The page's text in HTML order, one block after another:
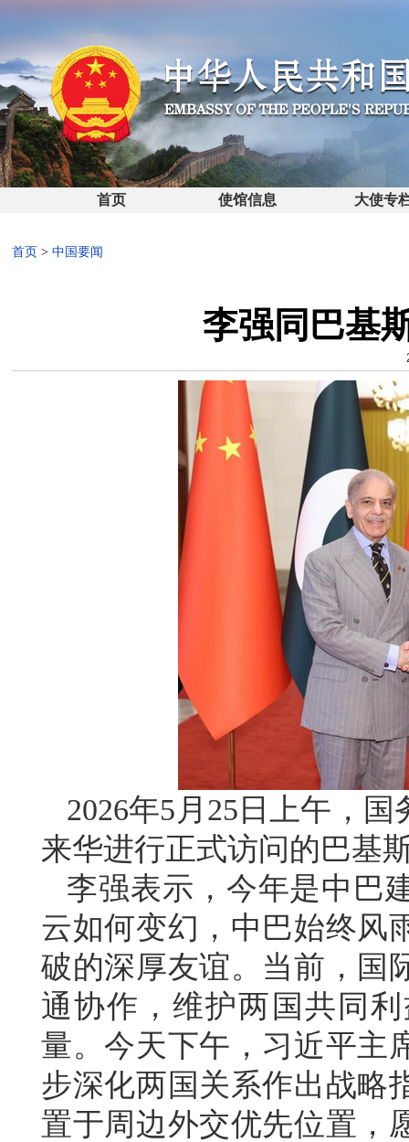
首页 使馆信息 大使专
首页 > 中国要闻
李强同巴基
2026年5月25日上午，
来华进行正式访问的巴基
李强表示，今年是中巴
云如何变幻，中巴始终风
破的深厚友谊。当前，国
通协作，维护两国共同
量。今天下午，习近平主
步深化两国关系作出战略
置于周边外交优先位置，